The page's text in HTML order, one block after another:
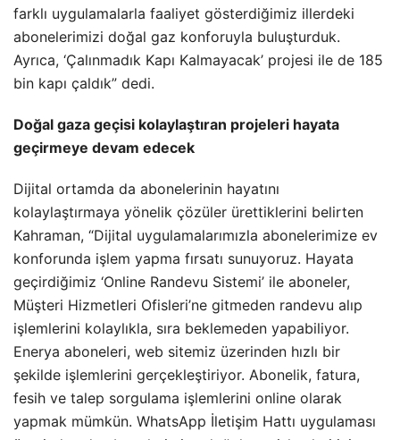
farklı uygulamalarla faaliyet gösterdiğimiz illerdeki
abonelerimizi doğal gaz konforuyla buluşturduk.
Ayrıca, ‘Çalınmadık Kapı Kalmayacak’ projesi ile de 185
bin kapı çaldık” dedi.
Doğal gaza geçisi kolaylaştıran projeleri hayata
geçirmeye devam edecek
Dijital ortamda da abonelerinin hayatını
kolaylaştırmaya yönelik çözüler ürettiklerini belirten
Kahraman, “Dijital uygulamalarımızla abonelerimize ev
konforunda işlem yapma fırsatı sunuyoruz. Hayata
geçirdiğimiz ‘Online Randevu Sistemi’ ile aboneler,
Müşteri Hizmetleri Ofisleri’ne gitmeden randevu alıp
işlemlerini kolaylıkla, sıra beklemeden yapabiliyor.
Enerya aboneleri, web sitemiz üzerinden hızlı bir
şekilde işlemlerini gerçekleştiriyor. Abonelik, fatura,
fesih ve talep sorgulama işlemlerini online olarak
yapmak mümkün. WhatsApp İletişim Hattı uygulaması